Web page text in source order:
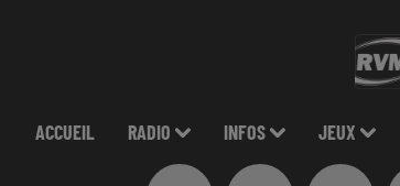
ACCUEIL RADIO INFOS JEUX